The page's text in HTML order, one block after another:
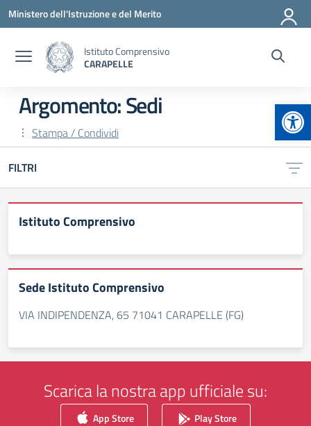
Vai ai contenuti
Vai al menu di navigazione
Vai al footer
Ministero dell'Istruzione e del Merito
Istituto Comprensivo
CARAPELLE
Argomento: Sedi
Stampa / Condividi
FILTRI
Istituto Comprensivo
Sede Istituto Comprensivo
VIA INDIPENDENZA, 65 71041 CARAPELLE (FG)
Scarica la nostra app ufficiale su:
App Store Play Store